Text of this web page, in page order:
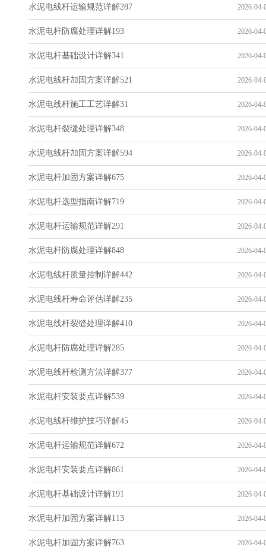
水泥电线杆运输规范详解287 2026-04-
水泥电杆防腐处理详解193 2026-04-
水泥电杆基础设计详解341 2026-04-
水泥电线杆加固方案详解521 2026-04-
水泥电线杆施工工艺详解31 2026-04-
水泥电杆裂缝处理详解348 2026-04-
水泥电线杆加固方案详解594 2026-04-
水泥电杆加固方案详解675 2026-04-
水泥电杆选型指南详解719 2026-04-
水泥电杆运输规范详解291 2026-04-
水泥电杆防腐处理详解848 2026-04-
水泥电线杆质量控制详解442 2026-04-
水泥电线杆寿命评估详解235 2026-04-
水泥电线杆裂缝处理详解410 2026-04-
水泥电杆防腐处理详解285 2026-04-
水泥电线杆检测方法详解377 2026-04-
水泥电杆安装要点详解539 2026-04-
水泥电线杆维护技巧详解45 2026-04-
水泥电杆运输规范详解672 2026-04-
水泥电杆安装要点详解861 2026-04-
水泥电杆基础设计详解191 2026-04-
水泥电杆加固方案详解113 2026-04-
水泥电杆加固方案详解763 2026-04-